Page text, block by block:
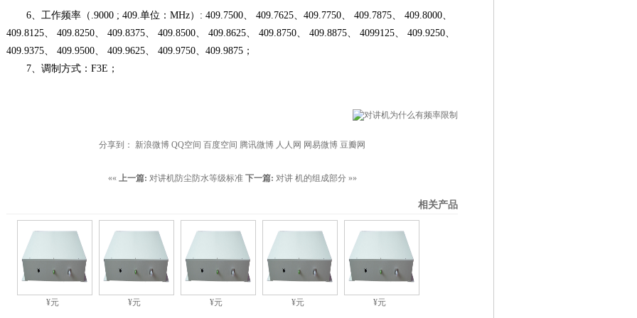
6、工作频率（.9000 ; 409.单位：MHz）: 409.7500、 409.7625、409.7750、 409.7875、 409.8000、
409.8125、 409.8250、 409.8375、 409.8500、 409.8625、 409.8750、 409.8875、 4099125、 409.9250、
409.9375、 409.9500、 409.9625、 409.9750、409.9875；
7、调制方式：F3E；
分享到： 新浪微博 QQ空间 百度空间 腾讯微博 人人网 网易微博 豆瓣网
«« 上一篇: 对讲机防尘防水等级标准 下一篇: 对讲 机的组成部分»»
相关产品
¥元 ¥元 ¥元 ¥元 ¥元